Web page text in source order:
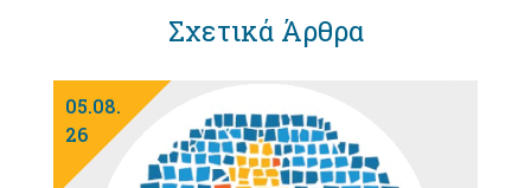
Σχετικά Άρθρα
05.08.
26